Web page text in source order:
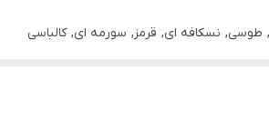
نسکافه ای, قرمز, سورمه ای, کالباسی